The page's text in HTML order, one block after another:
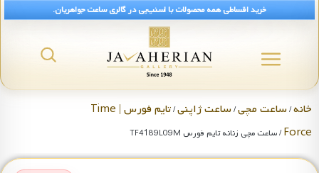
خرید اقساطی همه محصولات با اسنپ‌پی در گالری ساعت جواهریان.
خانه/ساعت مچی/ساعت ژاپنی/
تایم فورس | Time
Force/ ساعت مچی زنانه تایم فورس TF4189L09M